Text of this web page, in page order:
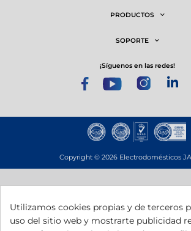
PRODUCTOS
SOPORTE
¡síguenos en las redes!
Copyright © 2026 Electrodomésticos
Esta empresa ha recibido una subvención del
Utilizamos cookies propias y de terceros
uso del sitio web y mostrarte publicidad